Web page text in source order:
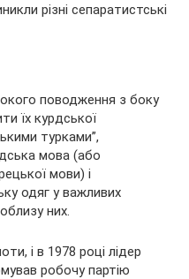
різні сепаратистські
поводження з боку
їх курдської
турками”,
мова (або
мови) і
одяг у важливих
них.
і в 1978 році лідер
робочу партію